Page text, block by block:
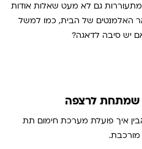
גם לא מעט שאלות אודות
האלמנטים של הבית, כמו למשל
יש סיבה לדאגה?
שמתחת לרצפה
איך פועלת מערכת חימום תת
מורכבת.